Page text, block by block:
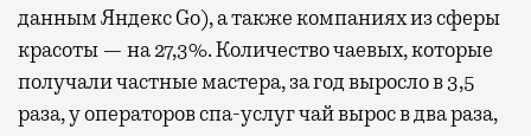
данным Яндекс Go), а также компаниях из сферы
красоты — на 27,3%. Количество чаевых, которые
получали частные мастера, за год выросло в 3,5
раза, у операторов спа-услуг чай вырос в два раза,